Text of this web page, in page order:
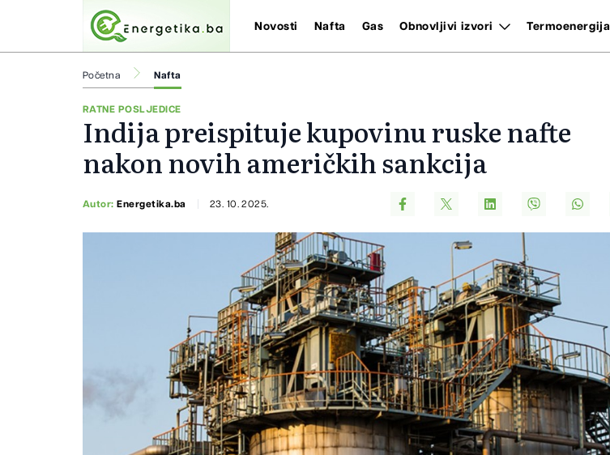
Novosti Nafta Gas Obnovljivi izvori Termoenergija
Početna Nafta
RATNE POSLJEDICE
Indija preispituje kupovinu ruske nafte
nakon novih američkih sankcija
Autor:Energetika.ba 23. 10. 2025.